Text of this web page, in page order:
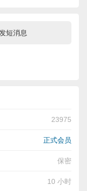
发短消息
23975
正式会员
保密
10 小时